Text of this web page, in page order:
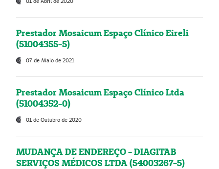
Prestador Mosaicum Espaço Clínico Eireli
(51004355-5)
07 de Maio de 2021
Prestador Mosaicum Espaço Clínico Ltda
(51004352-0)
01 de Outubro de 2020
MUDANÇA DE ENDEREÇO - DIAGITAB
SERVIÇOS MÉDICOS LTDA (54003267-5)